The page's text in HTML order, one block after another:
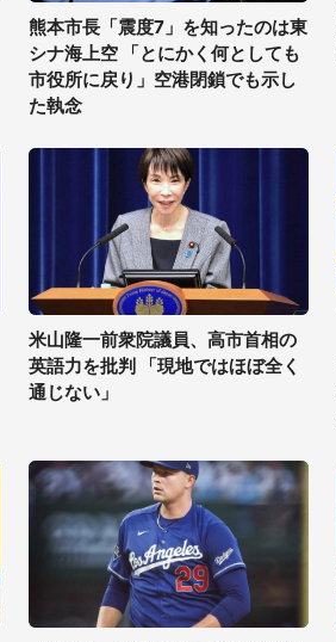
熊本市長「震度7」を知ったのは東
シナ海上空 「とにかく何としても
市役所に戻り」空港閉鎖でも示し
た執念
米山隆一前衆院議員、高市首相の
英語力を批判 「現地ではほぼ全く
通じない」